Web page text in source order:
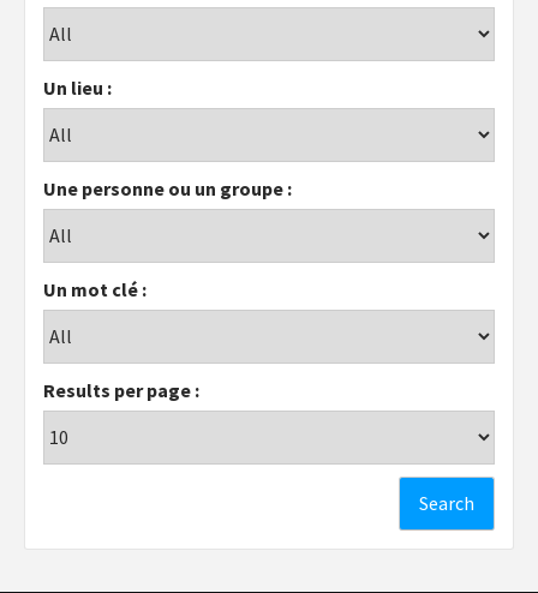
Un lieu :
Une personne ou un groupe :
Un mot clé :
Results per page :